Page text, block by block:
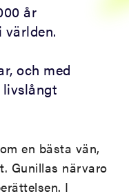
år
och med
livslångt
en bästa vän,
Gunillas närvaro
I